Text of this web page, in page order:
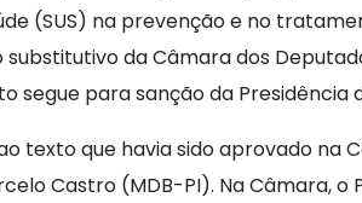
(SUS) na prevenção e no
da Câmara dos
segue para sanção da Presidência
texto que havia sido aprovado
Castro (MDB-PI). Na Câmara,